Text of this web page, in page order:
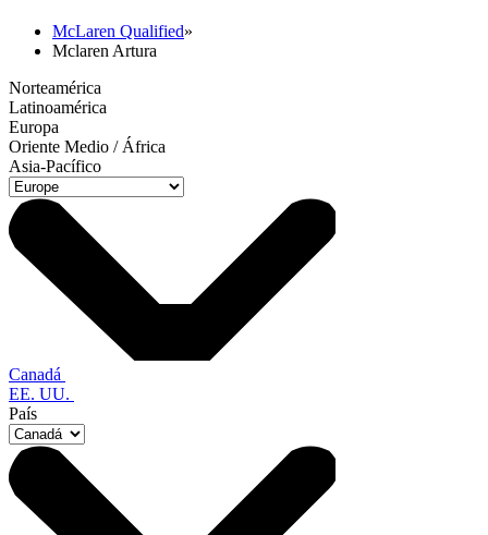
McLaren Qualified»
Mclaren Artura
Norteamérica
Latinoamérica
Europa
Oriente Medio / África
Asia-Pacífico
Canadá
EE. UU.
País